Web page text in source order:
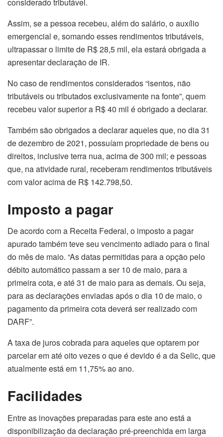
considerado tributável.
Assim, se a pessoa recebeu, além do salário, o auxílio
emergencial e, somando esses rendimentos tributáveis,
ultrapassar o limite de R$ 28,5 mil, ela estará obrigada a
apresentar declaração de IR.
No caso de rendimentos considerados “isentos, não
tributáveis ou tributados exclusivamente na fonte”, quem
recebeu valor superior a R$ 40 mil é obrigado a declarar.
Também são obrigados a declarar aqueles que, no dia 31
de dezembro de 2021, possuíam propriedade de bens ou
direitos, inclusive terra nua, acima de 300 mil; e pessoas
que, na atividade rural, receberam rendimentos tributáveis
com valor acima de R$ 142.798,50.
Imposto a pagar
De acordo com a Receita Federal, o imposto a pagar
apurado também teve seu vencimento adiado para o final
do mês de maio. “As datas permitidas para a opção pelo
débito automático passam a ser 10 de maio, para a
primeira cota, e até 31 de maio para as demais. Ou seja,
para as declarações enviadas após o dia 10 de maio, o
pagamento da primeira cota deverá ser realizado com
DARF”.
A taxa de juros cobrada para aqueles que optarem por
parcelar em até oito vezes o que é devido é a da Selic, que
atualmente está em 11,75% ao ano.
Facilidades
Entre as inovações preparadas para este ano está a
disponibilização da declaração pré-preenchida em larga